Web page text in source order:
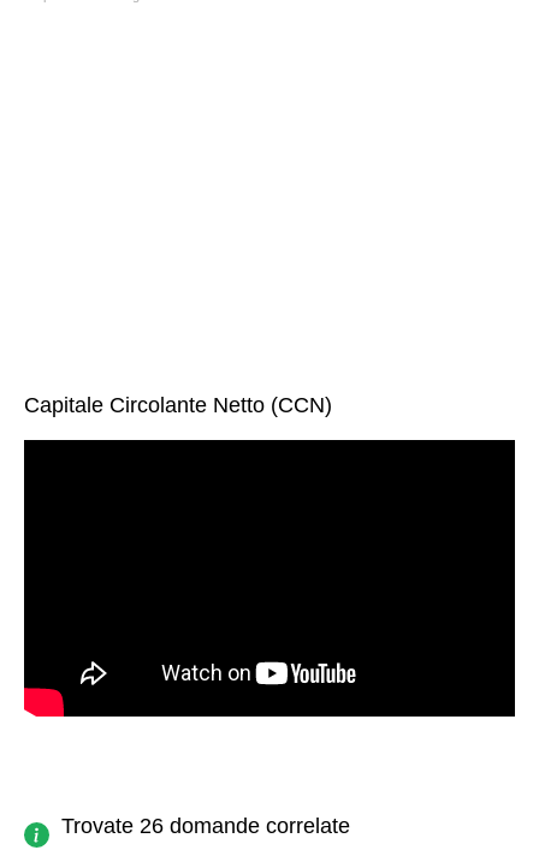
Capitale Circolante Netto (CCN)
Trovate 26 domande correlate